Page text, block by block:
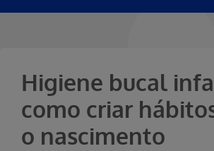
Higiene bucal
como criar
o nascimento